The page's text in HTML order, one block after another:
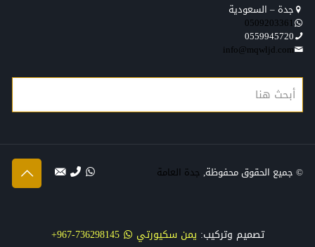
جدة – السعودية
0509203361‬‏‬‏
0559945720
info@mqwljd.com
© جميع الحقوق محفوظة, جدة العامة
تصميم وتركيب: يمن سكيورتي 736298145-967+